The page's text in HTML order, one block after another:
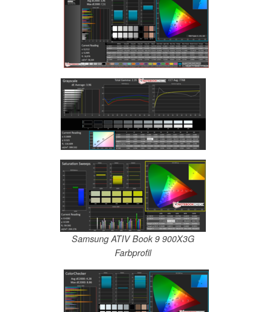
Samsung ATIV Book 9 900X3G
Farbprofil